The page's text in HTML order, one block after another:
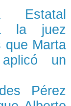
Estatal
la juez
que Marta
un
Pérez